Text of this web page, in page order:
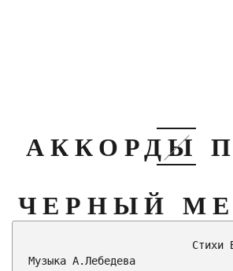
АККОРДЫ
ЧЕРНЫЙ
Музыка А.Лебедева